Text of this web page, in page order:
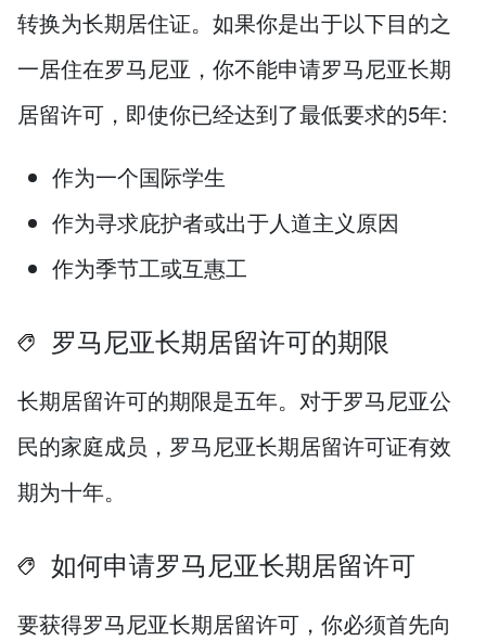
转换为长期居住证。如果你是出于以下目的之
一居住在罗马尼亚，你不能申请罗马尼亚长期
居留许可，即使你已经达到了最低要求的5年:
作为一个国际学生
作为寻求庇护者或出于人道主义原因
作为季节工或互惠工
罗马尼亚长期居留许可的期限
长期居留许可的期限是五年。对于罗马尼亚公
民的家庭成员，罗马尼亚长期居留许可证有效
期为十年。
如何申请罗马尼亚长期居留许可
要获得罗马尼亚长期居留许可，你必须首先向